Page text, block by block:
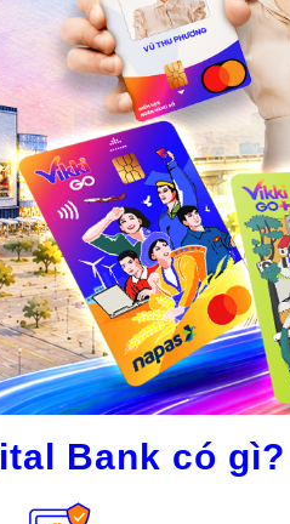
Bank có gì?